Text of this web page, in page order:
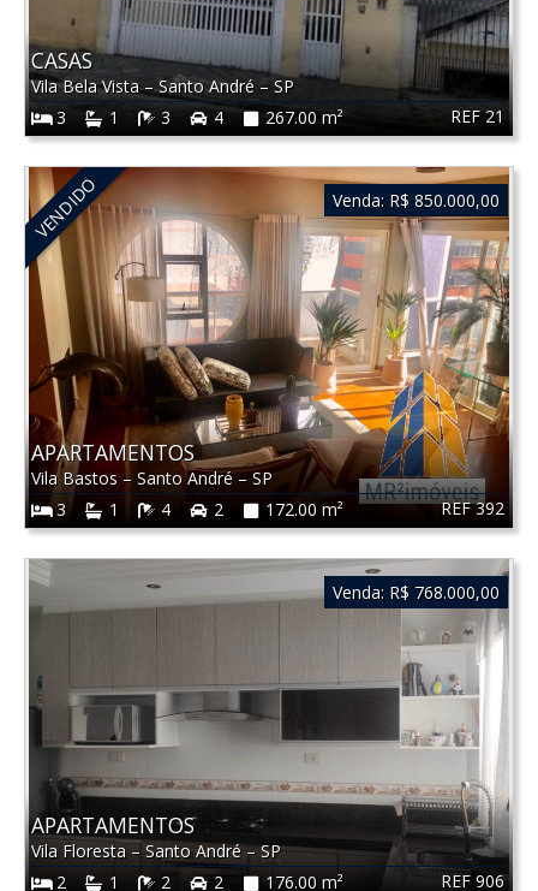
REF 21
CASAS
Vila Bela Vista–Santo André – SP
3
1 3 4 267.00 m²
VENDIDO
REF 392
APARTAMENTOS
Vila Bastos – Santo André–SP
3
1 4 2 172.00 m²
Venda: R$ 850.000,00
REF 906
APARTAMENTOS
Vila Floresta –Santo André–SP
2
1 2 2 176.00 m²
Venda: R$ 768.000,00